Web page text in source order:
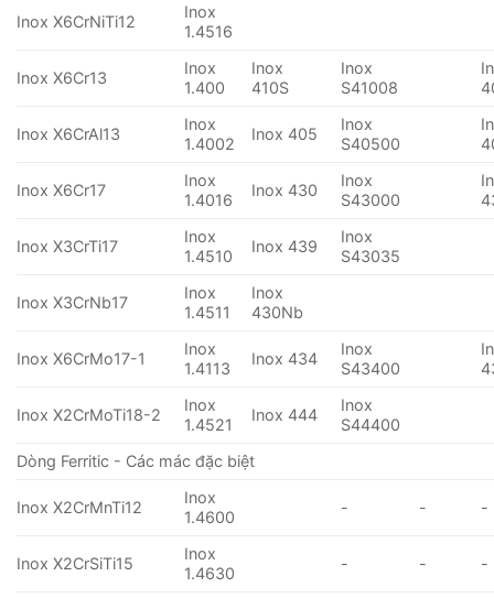
Inox X6CrNiTi12
Inox
1.4516
Inox X6Cr13
Inox
1.400
Inox
410S
Inox
S41008
Inox X6CrAl13
Inox
1.4002
Inox 405
Inox
S40500
Inox X6Cr17
Inox
1.4016
Inox 430
Inox
S43000
Inox X3CrTi17
Inox
1.4510
Inox 439
Inox
S43035
Inox X3CrNb17
Inox
1.4511
Inox
430Nb
Inox X6CrMo17-1
Inox
1.4113
Inox 434
Inox
S43400
Inox X2CrMoTi18-2
Inox
1.4521
Inox 444
Inox
S44400
Dòng Ferritic - Các mác đặc biệt
Inox X2CrMnTi12
Inox
1.4600
- - -
Inox X2CrSiTi15
Inox
1.4630
- - -